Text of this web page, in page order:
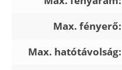
Max. fényerő:
Max. hatótávolság: